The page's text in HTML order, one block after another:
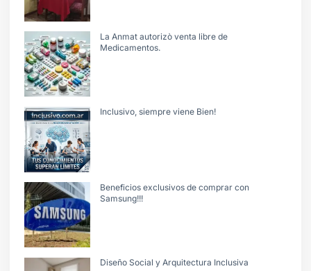
La Anmat autorizò venta libre de
Medicamentos.
Inclusivo, siempre viene Bien!
Beneficios exclusivos de comprar con
Samsung!!!
Diseño Social y Arquitectura Inclusiva